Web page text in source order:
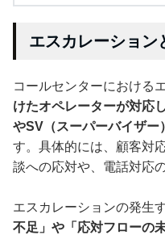
エスカレーション
コールセンターにおける
けたオペレーターが対応
やSV（スーパーバイザー
す。具体的には、顧客対
談への応対や、電話対応
エスカレーションの発生
不足」や「応対フローの